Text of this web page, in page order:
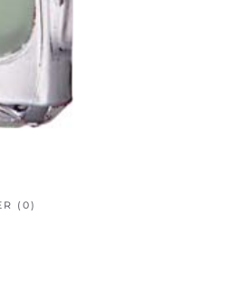
(0)